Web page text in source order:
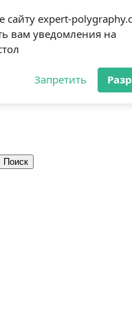
сайту expert-
вам уведомления на
Запретить